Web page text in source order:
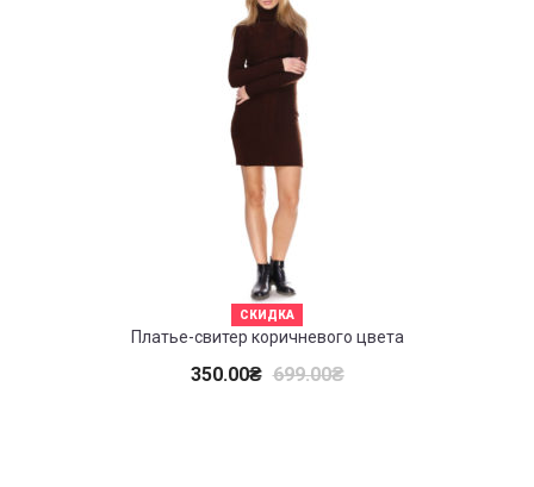
СКИДКА
Платье-свитер коричневого цвета
350.00₴ 699.00₴